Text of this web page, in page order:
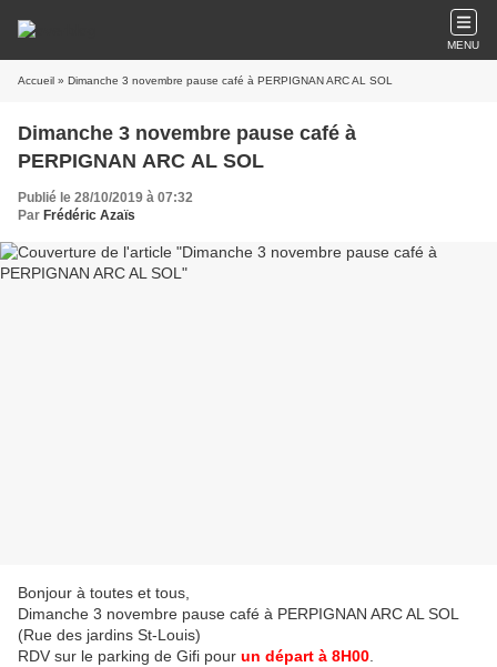
MENU
Accueil » Dimanche 3 novembre pause café à PERPIGNAN ARC AL SOL
Dimanche 3 novembre pause café à
PERPIGNAN ARC AL SOL
Publié le 28/10/2019 à 07:32
Par Frédéric Azaïs
Bonjour à toutes et tous,
Dimanche 3 novembre pause café à PERPIGNAN ARC AL SOL
(Rue des jardins St-Louis)
RDV sur le parking de Gifi pour un départ à 8H00